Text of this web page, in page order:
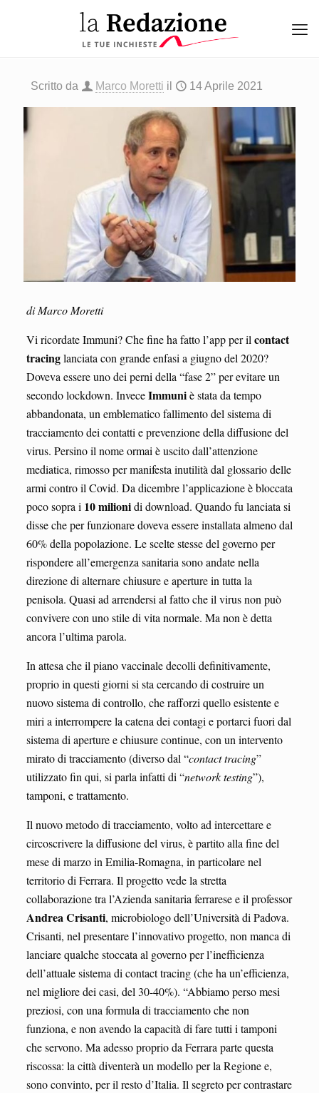
Scritto da Marco Moretti il 14 Aprile 2021
di Marco Moretti
Vi ricordate Immuni? Che fine ha fatto l’app per ilcontact
tracinglanciata con grande enfasi a giugno del 2020?
Doveva essere uno dei perni della “fase 2” per evitare un
secondo lockdown. InveceImmuniè stata da tempo
abbandonata, un emblematico fallimento del sistema di
tracciamento dei contatti e prevenzione della diffusione del
virus. Persino il nome ormai è uscito dall’attenzione
mediatica, rimosso per manifesta inutilità dal glossario delle
armi contro il Covid. Da dicembre l’applicazione è bloccata
poco sopra i 10 milionidi download. Quando fu lanciata si
disse che per funzionare doveva essere installata almeno dal
60% della popolazione. Le scelte stesse del governo per
rispondere all’emergenza sanitaria sono andate nella
direzione di alternare chiusure e aperture in tutta la
penisola. Quasi ad arrendersi al fatto che il virus non può
convivere con uno stile di vita normale. Ma non è detta
ancora l’ultima parola.
In attesa che il piano vaccinale decolli definitivamente,
proprio in questi giorni si sta cercando di costruire un
nuovo sistema di controllo, che rafforzi quello esistente e
miri a interrompere la catena dei contagi e portarci fuori dal
sistema di aperture e chiusure continue, con un intervento
mirato di tracciamento (diverso dal “contact tracing”
utilizzato fin qui, si parla infatti di “network testing”),
tamponi, e trattamento.
Il nuovo metodo di tracciamento, volto ad intercettare e
circoscrivere la diffusione del virus, è partito alla fine del
mese di marzo in Emilia-Romagna, in particolare nel
territorio di Ferrara. Il progetto vede la stretta
collaborazione tra l’Azienda sanitaria ferrarese e il professor
Andrea Crisanti, microbiologo dell’Università di Padova.
Crisanti, nel presentare l’innovativo progetto, non manca di
lanciare qualche stoccata al governo per l’inefficienza
dell’attuale sistema di contact tracing (che ha un’efficienza,
nel migliore dei casi, del 30-40%). “Abbiamo perso mesi
preziosi, con una formula di tracciamento che non
funziona, e non avendo la capacità di fare tutti i tamponi
che servono. Ma adesso proprio da Ferrara parte questa
riscossa: la città diventerà un modello per la Regione e,
sono convinto, per il resto d’Italia. Il segreto per contrastare